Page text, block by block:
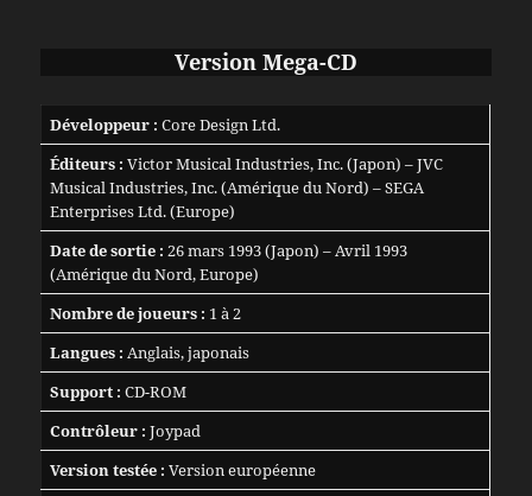
Version Mega-CD
Développeur : Core Design Ltd.
Éditeurs : Victor Musical Industries, Inc. (Japon) – JVC
Musical Industries, Inc. (Amérique du Nord) – SEGA
Enterprises Ltd. (Europe)
Date de sortie : 26 mars 1993 (Japon) – Avril 1993
(Amérique du Nord, Europe)
Nombre de joueurs : 1 à 2
Langues : Anglais, japonais
Support : CD-ROM
Contrôleur : Joypad
Version testée : Version européenne